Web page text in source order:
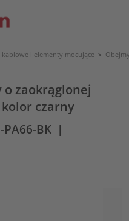
kablowe i elementy mocujące >
zaokrąglonej
czarny
PA66-BK |